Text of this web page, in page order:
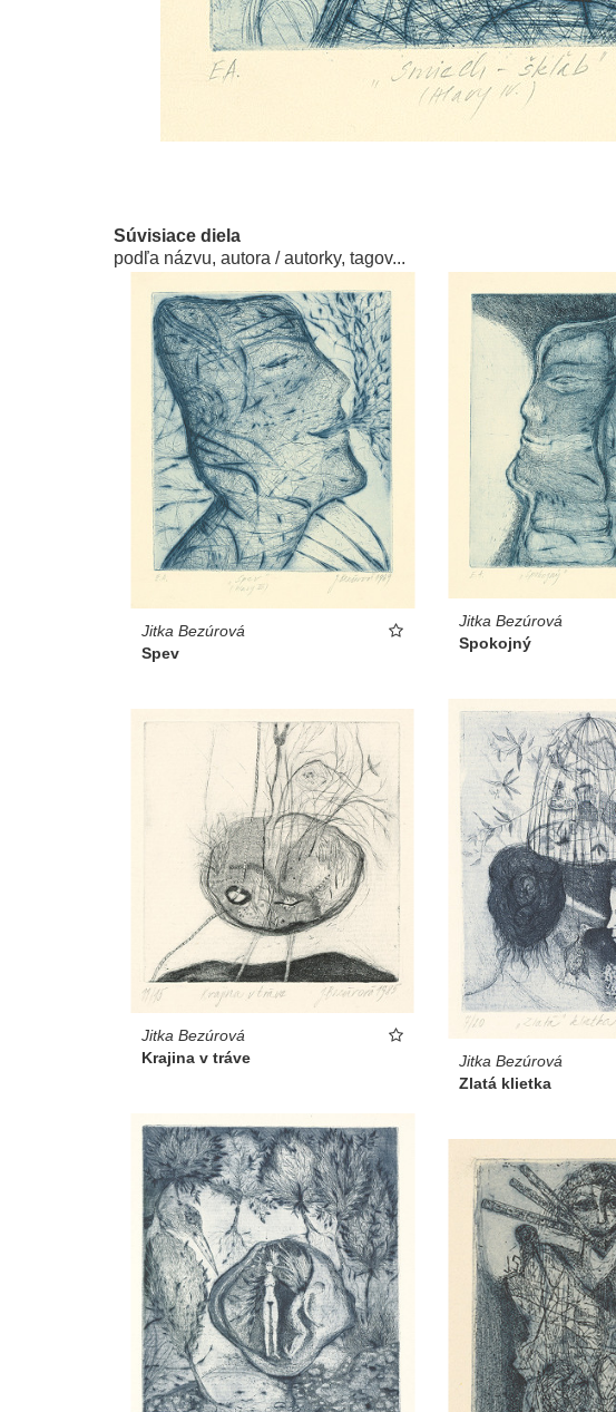
Súvisiace diela
podľa názvu, autora / autorky, tagov...
Jitka Bezúrová
Spev
Jitka Bezúrová
Spokojný
Jitka Bezúrová
Zlatá klietka
Jitka Bezúrová
Krajina v tráve